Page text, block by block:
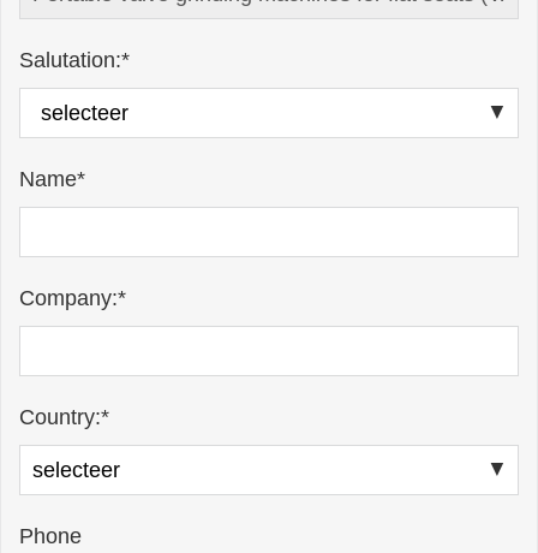
Salutation:*
Name*
Company:*
Country:*
Phone